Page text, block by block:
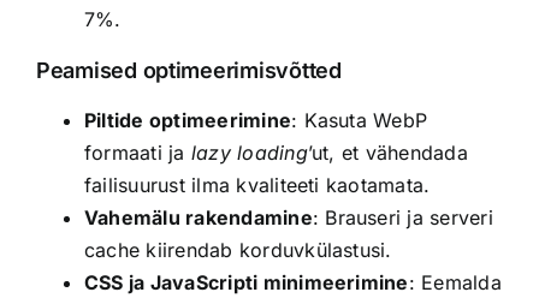
7%.
Peamised optimeerimisvõtted
Piltide optimeerimine: Kasuta WebP
formaati ja lazy loading’ut, et vähendada
failisuurust ilma kvaliteeti kaotamata.
Vahemälu rakendamine: Brauseri ja serveri
cache kiirendab korduvkülastusi.
CSS ja JavaScripti minimeerimine: Eemalda